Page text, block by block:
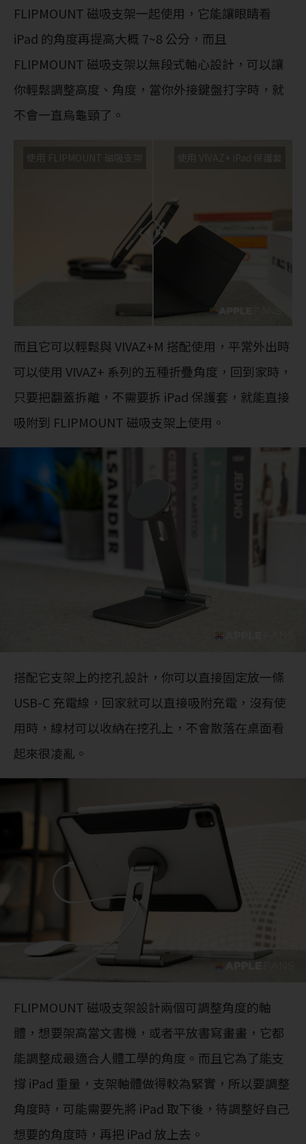
FLIPMOUNT 磁吸支架一起使用，它能讓眼睛看
iPad 的角度再提高大概 7~8 公分，而且
FLIPMOUNT 磁吸支架以無段式軸心設計，可以讓
你輕鬆調整高度、角度，當你外接鍵盤打字時，就
不會一直烏龜頸了。
使用 VIVAZ+ iPad 保護套
使用 FLIPMOUNT 磁吸支架
而且它可以輕鬆與 VIVAZ+M 搭配使用，平常外出時
可以使用 VIVAZ+ 系列的五種折疊角度，回到家時，
只要把翻蓋拆離，不需要拆 iPad 保護套，就能直接
吸附到 FLIPMOUNT 磁吸支架上使用。
搭配它支架上的挖孔設計，你可以直接固定放一條
USB-C 充電線，回家就可以直接吸附充電，沒有使
用時，線材可以收納在挖孔上，不會散落在桌面看
起來很凌亂。
FLIPMOUNT 磁吸支架設計兩個可調整角度的軸
體，想要架高當文書機，或者平放書寫畫畫，它都
能調整成最適合人體工學的角度。而且它為了能支
撐 iPad 重量，支架軸體做得較為緊實，所以要調整
角度時，可能需要先將 iPad 取下後，待調整好自己
想要的角度時，再把 iPad 放上去。